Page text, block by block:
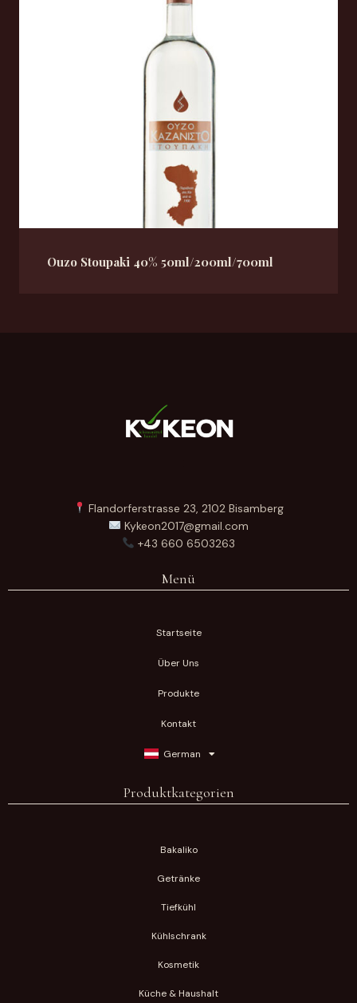
Ouzo Stoupaki 40% 50ml/200ml/700ml
Flandorferstrasse 23, 2102 Bisamberg
Kykeon2017@gmail.com
+43 660 6503263
Menü
Startseite
Über Uns
Produkte
Kontakt
German
Produktkategorien
Bakaliko
Getränke
Tiefkühl
Kühlschrank
Kosmetik
Küche & Haushalt